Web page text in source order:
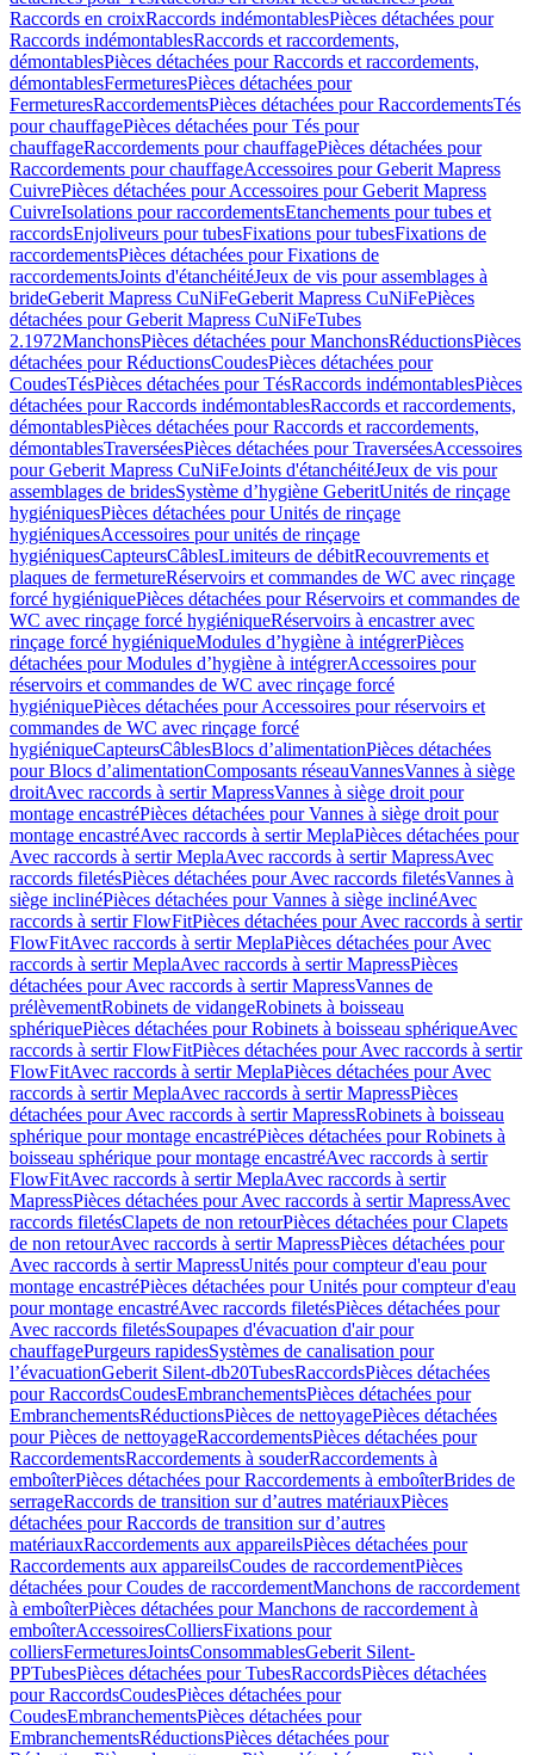
Raccords en croixRaccords indémontablesPièces détachées pour
Raccords indémontablesRaccords et raccordements,
démontablesPièces détachées pour Raccords et raccordements,
démontablesFermeturesPièces détachées pour
FermeturesRaccordementsPièces détachées pour RaccordementsTés
pour chauffagePièces détachées pour Tés pour
chauffageRaccordements pour chauffagePièces détachées pour
Raccordements pour chauffageAccessoires pour Geberit Mapress
CuivrePièces détachées pour Accessoires pour Geberit Mapress
CuivreIsolations pour raccordementsEtanchements pour tubes et
raccordsEnjoliveurs pour tubesFixations pour tubesFixations de
raccordementsPièces détachées pour Fixations de
raccordementsJoints d'étanchéitéJeux de vis pour assemblages à
brideGeberit Mapress CuNiFeGeberit Mapress CuNiFePièces
détachées pour Geberit Mapress CuNiFeTubes
2.1972ManchonsPièces détachées pour ManchonsRéductionsPièces
détachées pour RéductionsCoudesPièces détachées pour
CoudesTésPièces détachées pour TésRaccords indémontablesPièces
détachées pour Raccords indémontablesRaccords et raccordements,
démontablesPièces détachées pour Raccords et raccordements,
démontablesTraverséesPièces détachées pour TraverséesAccessoires
pour Geberit Mapress CuNiFeJoints d'étanchéitéJeux de vis pour
assemblages de bridesSystème d’hygiène GeberitUnités de rinçage
hygiéniquesPièces détachées pour Unités de rinçage
hygiéniquesAccessoires pour unités de rinçage
hygiéniquesCapteursCâblesLimiteurs de débitRecouvrements et
plaques de fermetureRéservoirs et commandes de WC avec rinçage
forcé hygiéniquePièces détachées pour Réservoirs et commandes de
WC avec rinçage forcé hygiéniqueRéservoirs à encastrer avec
rinçage forcé hygiéniqueModules d’hygiène à intégrerPièces
détachées pour Modules d’hygiène à intégrerAccessoires pour
réservoirs et commandes de WC avec rinçage forcé
hygiéniquePièces détachées pour Accessoires pour réservoirs et
commandes de WC avec rinçage forcé
hygiéniqueCapteursCâblesBlocs d’alimentationPièces détachées
pour Blocs d’alimentationComposants réseauVannesVannes à siège
droitAvec raccords à sertir MapressVannes à siège droit pour
montage encastréPièces détachées pour Vannes à siège droit pour
montage encastréAvec raccords à sertir MeplaPièces détachées pour
Avec raccords à sertir MeplaAvec raccords à sertir MapressAvec
raccords filetésPièces détachées pour Avec raccords filetésVannes à
siège inclinéPièces détachées pour Vannes à siège inclinéAvec
raccords à sertir FlowFitPièces détachées pour Avec raccords à sertir
FlowFitAvec raccords à sertir MeplaPièces détachées pour Avec
raccords à sertir MeplaAvec raccords à sertir MapressPièces
détachées pour Avec raccords à sertir MapressVannes de
prélèvementRobinets de vidangeRobinets à boisseau
sphériquePièces détachées pour Robinets à boisseau sphériqueAvec
raccords à sertir FlowFitPièces détachées pour Avec raccords à sertir
FlowFitAvec raccords à sertir MeplaPièces détachées pour Avec
raccords à sertir MeplaAvec raccords à sertir MapressPièces
détachées pour Avec raccords à sertir MapressRobinets à boisseau
sphérique pour montage encastréPièces détachées pour Robinets à
boisseau sphérique pour montage encastréAvec raccords à sertir
FlowFitAvec raccords à sertir MeplaAvec raccords à sertir
MapressPièces détachées pour Avec raccords à sertir MapressAvec
raccords filetésClapets de non retourPièces détachées pour Clapets
de non retourAvec raccords à sertir MapressPièces détachées pour
Avec raccords à sertir MapressUnités pour compteur d'eau pour
montage encastréPièces détachées pour Unités pour compteur d'eau
pour montage encastréAvec raccords filetésPièces détachées pour
Avec raccords filetésSoupapes d'évacuation d'air pour
chauffagePurgeurs rapidesSystèmes de canalisation pour
l’évacuationGeberit Silent-db20TubesRaccordsPièces détachées
pour RaccordsCoudesEmbranchementsPièces détachées pour
EmbranchementsRéductionsPièces de nettoyagePièces détachées
pour Pièces de nettoyageRaccordementsPièces détachées pour
RaccordementsRaccordements à souderRaccordements à
emboîterPièces détachées pour Raccordements à emboîterBrides de
serrageRaccords de transition sur d’autres matériauxPièces
détachées pour Raccords de transition sur d’autres
matériauxRaccordements aux appareilsPièces détachées pour
Raccordements aux appareilsCoudes de raccordementPièces
détachées pour Coudes de raccordementManchons de raccordement
à emboîterPièces détachées pour Manchons de raccordement à
emboîterAccessoiresColliersFixations pour
colliersFermeturesJointsConsommablesGeberit Silent-
PPTubesPièces détachées pour TubesRaccordsPièces détachées
pour RaccordsCoudesPièces détachées pour
CoudesEmbranchementsPièces détachées pour
EmbranchementsRéductionsPièces détachées pour